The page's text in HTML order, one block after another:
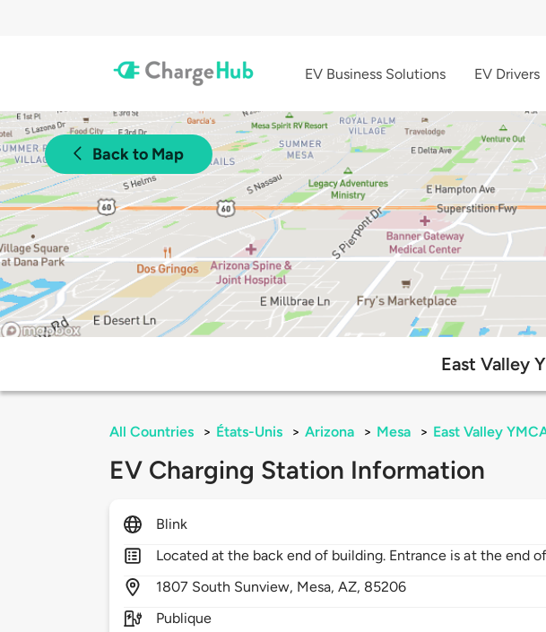
EV Business Solutions EV Drivers
Back to Map
East Valley
All Countries > États-Unis > Arizona > Mesa > East Valley
EV Charging Station Information
Blink
Located at the back end of building. Entrance is at the end
1807 South Sunview, Mesa,AZ, 85206
Publique